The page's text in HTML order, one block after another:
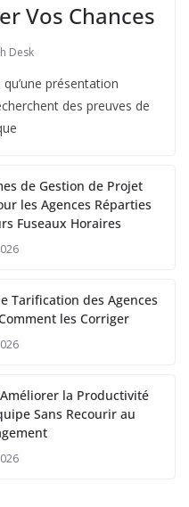
Vos Chances
Desk
présentation
des preuves de
de Gestion de Projet
les Agences Réparties
Fuseaux Horaires
Tarification des Agences
les Corriger
la Productivité
Sans Recourir au